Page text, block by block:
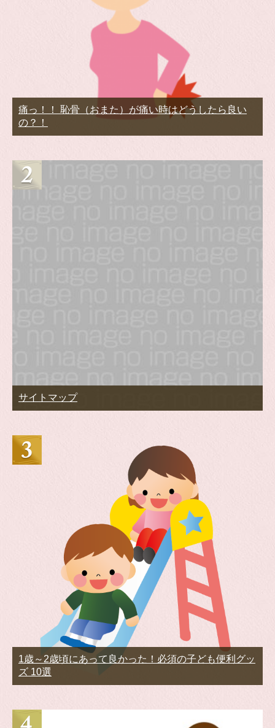
痛っ！！ 恥骨（おまた）が痛い時はどうしたら良い
の？！
サイトマップ
1歳～2歳頃にあって良かった！必須の子ども便利グッ
ズ 10選